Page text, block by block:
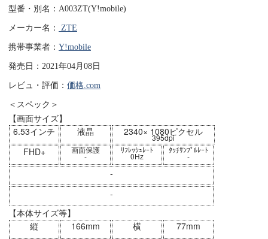
型番・別名：A003ZT(Y!mobile)
メーカー名： ZTE
携帯事業者： Y!mobile
発売日：2021年04月08日
レビュ・評価： 価格.com
＜スペック＞
【画面サイズ】
6.53インチ
液晶 2340× 1080ピクセル
395dpi
FHD+ 画面保護
-
ﾘﾌﾚｯｼｭﾚｰﾄ
0Hz
ﾀｯﾁｻﾝﾌﾟﾙﾚｰﾄ
-
-
-
【本体サイズ等】
縦
166mm 横
77mm